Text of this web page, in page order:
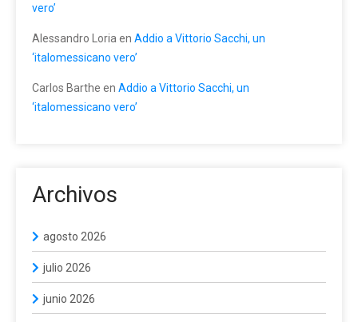
vero’
Alessandro Loria en Addio a Vittorio Sacchi, un
‘italomessicano vero’
Carlos Barthe en Addio a Vittorio Sacchi, un
‘italomessicano vero’
Archivos
agosto 2026
julio 2026
junio 2026